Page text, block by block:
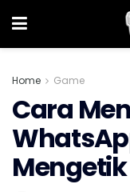
Home Game
Cara
Mengetik